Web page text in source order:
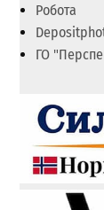
Робота
ГО